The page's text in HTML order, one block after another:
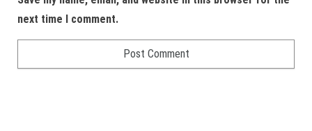
next time I comment.